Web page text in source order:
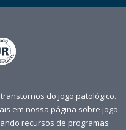
do jogo patológico.
em nossa página sobre jogo
recursos de programas